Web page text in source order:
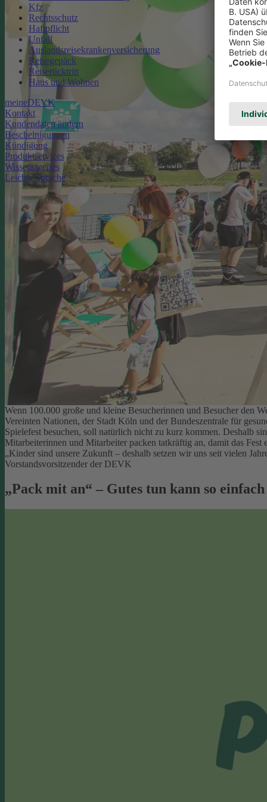
Kfz
Rechtsschutz
Haftpflicht
Unfall
Auslandsreisekrankenversicherung
Reisegepäck
Reiserücktritt
Haus und Wohnen
meineDEVK
Kontakt
Kundendaten ändern
Bescheinigungen
Kündigung
Produktservices
Wissenswertes
Leichte Sprache
Wenn 100.000 große und kleine Besucherinnen und Besucher den
Vereinten Nationen, der Stadt Köln und der Bundeszentrale für
Spielefest besuchen, soll natürlich nicht zu kurz kommen. Deshalb
Mitarbeiterinnen und Mitarbeiter packen tatkräftig an, damit das
„Kinder sind unsere Zukunft – deshalb setzen wir uns seit vielen
Vorstandsvorsitzender der DEVK
„Pack mit an“ – Gutes tun kann so einfach